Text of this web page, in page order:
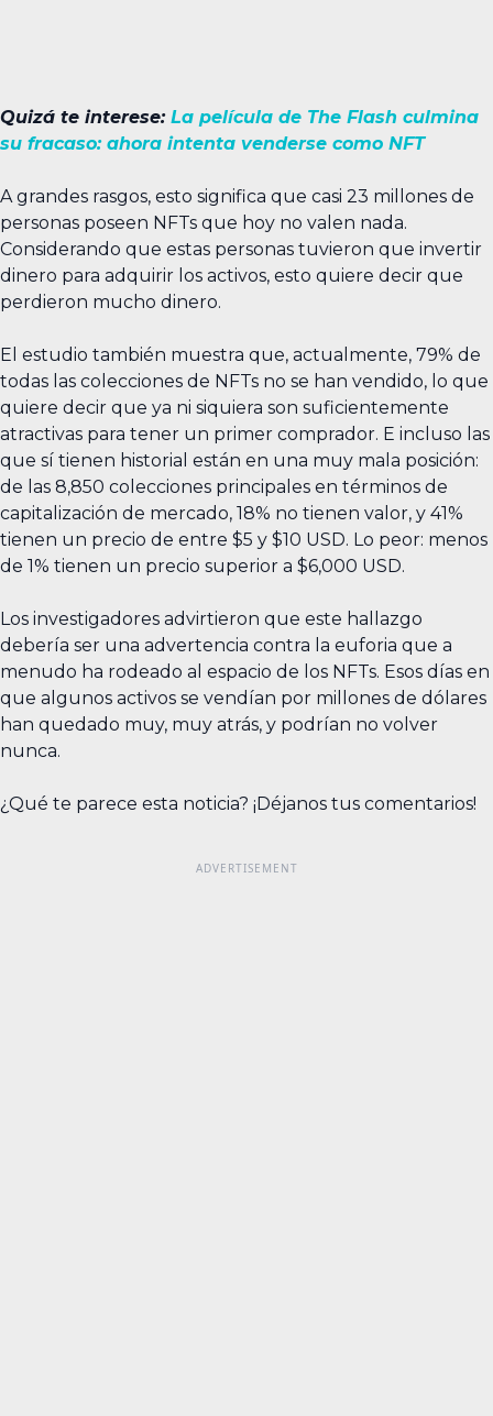
Quizá te interese:La película de The Flash culmina
su fracaso: ahora intenta venderse como NFT
A grandes rasgos, esto significa que casi 23 millones de
personas poseen NFTs que hoy no valen nada.
Considerando que estas personas tuvieron que invertir
dinero para adquirir los activos, esto quiere decir que
perdieron mucho dinero.
El estudio también muestra que, actualmente, 79% de
todas las colecciones de NFTs no se han vendido, lo que
quiere decir que ya ni siquiera son suficientemente
atractivas para tener un primer comprador. E incluso las
que sí tienen historial están en una muy mala posición:
de las 8,850 colecciones principales en términos de
capitalización de mercado, 18% no tienen valor, y 41%
tienen un precio de entre $5 y $10 USD. Lo peor: menos
de 1% tienen un precio superior a $6,000 USD.
Los investigadores advirtieron que este hallazgo
debería ser una advertencia contra la euforia que a
menudo ha rodeado al espacio de los NFTs. Esos días en
que algunos activos se vendían por millones de dólares
han quedado muy, muy atrás, y podrían no volver
nunca.
¿Qué te parece esta noticia? ¡Déjanos tus comentarios!